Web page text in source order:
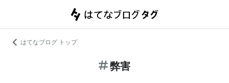
はてなブログ トップ
弊害